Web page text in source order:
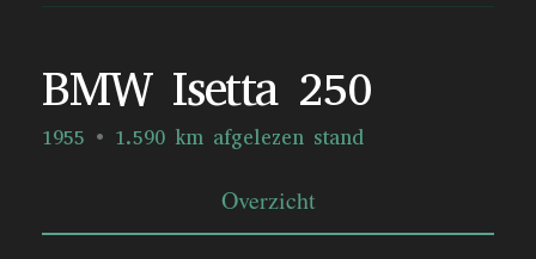
BMW Isetta 250
1955 1.590 km afgelezen stand
Overzicht